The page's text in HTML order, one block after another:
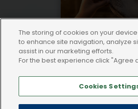
de contact
The storing of cookies on your
to enhance site navigation, analyze
assist in our marketing efforts.
For the best experience click "Agree
Cookies